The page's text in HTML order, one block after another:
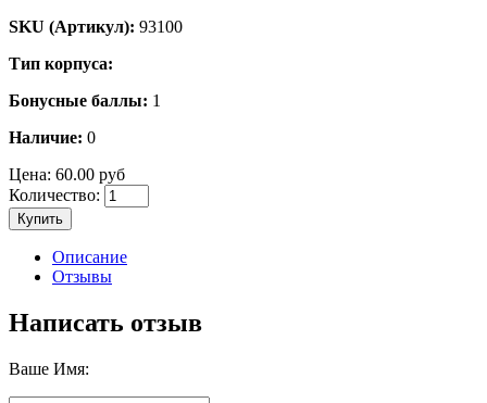
SKU (Артикул): 93100
Тип корпуса:
Бонусные баллы: 1
Наличие: 0
Цена: 60.00 руб
Количество:
Купить
Описание
Отзывы
Написать отзыв
Ваше Имя: